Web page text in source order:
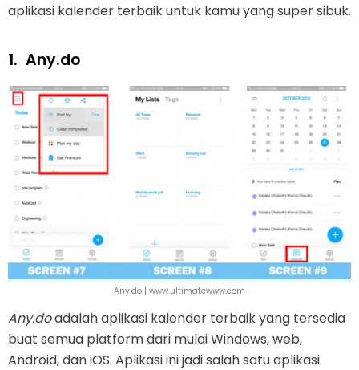
aplikasi kalender terbaik untuk kamu yang super sibuk.
1. Any.do
Any.do | www.ultimatewww.com
Any.doadalah aplikasi kalender terbaik yang tersedia
buat semua platform dari mulai Windows, web,
Android, dan iOS. Aplikasi ini jadi salah satu aplikasi